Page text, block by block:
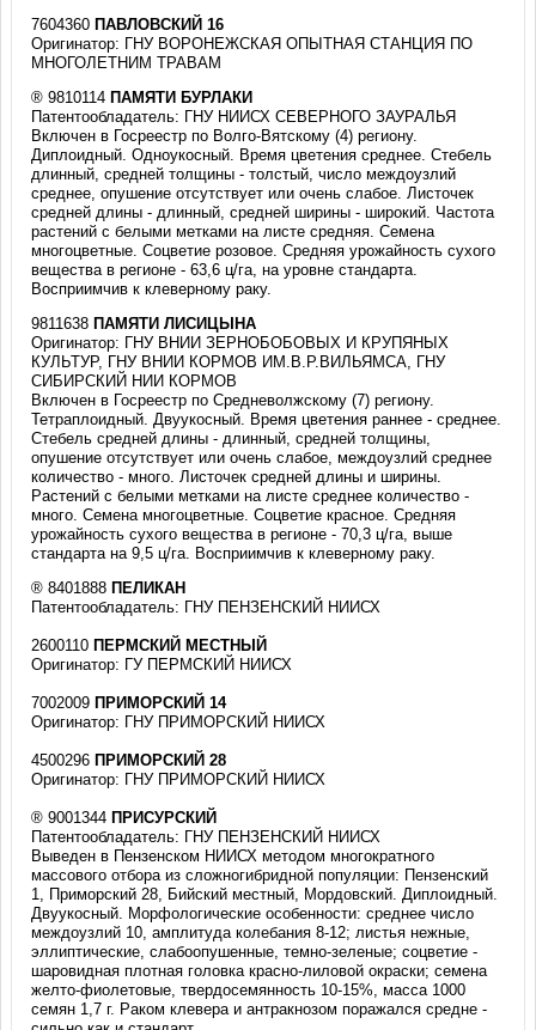
7604360 ПАВЛОВСКИЙ 16
Оригинатор: ГНУ ВОРОНЕЖСКАЯ ОПЫТНАЯ СТАНЦИЯ ПО
МНОГОЛЕТНИМ ТРАВАМ
® 9810114 ПАМЯТИ БУРЛАКИ
Патентообладатель: ГНУ НИИСХ СЕВЕРНОГО ЗАУРАЛЬЯ
Включен в Госреестр по Волго-Вятскому (4) региону.
Диплоидный. Одноукосный. Время цветения среднее. Стебель
длинный, средней толщины - толстый, число междоузлий
среднее, опушение отсутствует или очень слабое. Листочек
средней длины - длинный, средней ширины - широкий. Частота
растений с белыми метками на листе средняя. Семена
многоцветные. Соцветие розовое. Средняя урожайность сухого
вещества в регионе - 63,6 ц/га, на уровне стандарта.
Восприимчив к клеверному раку.
9811638 ПАМЯТИ ЛИСИЦЫНА
Оригинатор: ГНУ ВНИИ ЗЕРНОБОБОВЫХ И КРУПЯНЫХ
КУЛЬТУР, ГНУ ВНИИ КОРМОВ ИМ.В.Р.ВИЛЬЯМСА, ГНУ
СИБИРСКИЙ НИИ КОРМОВ
Включен в Госреестр по Средневолжскому (7) региону.
Тетраплоидный. Двуукосный. Время цветения раннее - среднее.
Стебель средней длины - длинный, средней толщины,
опушение отсутствует или очень слабое, междоузлий среднее
количество - много. Листочек средней длины и ширины.
Растений с белыми метками на листе среднее количество -
много. Семена многоцветные. Соцветие красное. Средняя
урожайность сухого вещества в регионе - 70,3 ц/га, выше
стандарта на 9,5 ц/га. Восприимчив к клеверному раку.
® 8401888 ПЕЛИКАН
Патентообладатель: ГНУ ПЕНЗЕНСКИЙ НИИСХ
2600110 ПЕРМСКИЙ МЕСТНЫЙ
Оригинатор: ГУ ПЕРМСКИЙ НИИСХ
7002009 ПРИМОРСКИЙ 14
Оригинатор: ГНУ ПРИМОРСКИЙ НИИСХ
4500296 ПРИМОРСКИЙ 28
Оригинатор: ГНУ ПРИМОРСКИЙ НИИСХ
® 9001344 ПРИСУРСКИЙ
Патентообладатель: ГНУ ПЕНЗЕНСКИЙ НИИСХ
Выведен в Пензенском НИИСХ методом многократного
массового отбора из сложногибридной популяции: Пензенский
1, Приморский 28, Бийский местный, Мордовский. Диплоидный.
Двуукосный. Морфологические особенности: среднее число
междоузлий 10, амплитуда колебания 8-12; листья нежные,
эллиптические, слабоопушенные, темно-зеленые; соцветие -
шаровидная плотная головка красно-лиловой окраски; семена
желто-фиолетовые, твердосемянность 10-15%, масса 1000
семян 1,7 г. Раком клевера и антракнозом поражался средне -